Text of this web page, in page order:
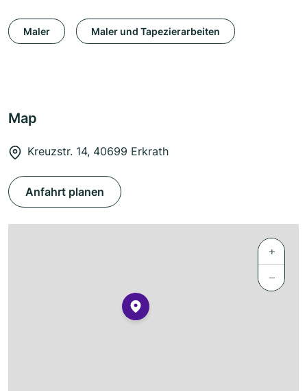
Maler Maler und Tapezierarbeiten
Map
Kreuzstr. 14, 40699 Erkrath
Anfahrt planen
+
−